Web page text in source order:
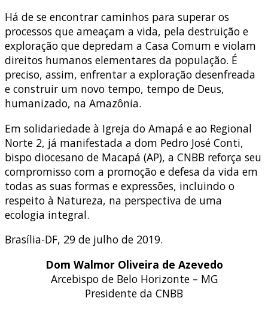
Há de se encontrar caminhos para superar os
processos que ameaçam a vida, pela destruição e
exploração que depredam a Casa Comum e violam
direitos humanos elementares da população. É
preciso, assim, enfrentar a exploração desenfreada
e construir um novo tempo, tempo de Deus,
humanizado, na Amazônia.
Em solidariedade à Igreja do Amapá e ao Regional
Norte 2, já manifestada a dom Pedro José Conti,
bispo diocesano de Macapá (AP), a CNBB reforça seu
compromisso com a promoção e defesa da vida em
todas as suas formas e expressões, incluindo o
respeito à Natureza, na perspectiva de uma
ecologia integral.
Brasília-DF, 29 de julho de 2019.
Dom Walmor Oliveira de Azevedo
Arcebispo de Belo Horizonte – MG
Presidente da CNBB